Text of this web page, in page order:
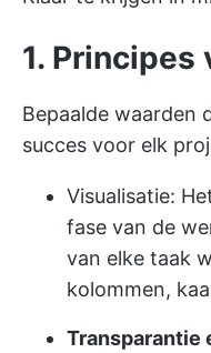
1. Principes
Bepaalde waarden
succes voor elk
Visualisatie:
fase van de
van elke taak
kolommen,
Transparantie